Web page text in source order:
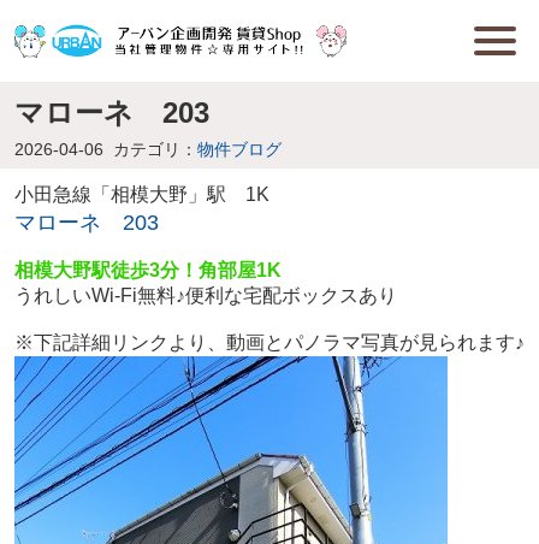
マローネ 203
2026-04-06 カテゴリ： 物件ブログ
小田急線「相模大野」駅 1K
マローネ 203
相模大野駅徒歩3分！角部屋1K
うれしいWi-Fi無料♪便利な宅配ボックスあり
※下記詳細リンクより、動画とパノラマ写真が見られます♪